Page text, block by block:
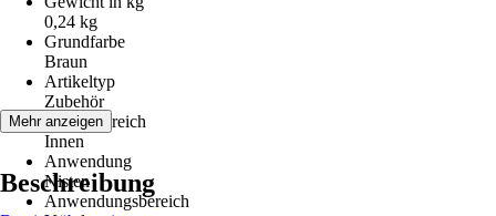
0,24 kg
Grundfarbe
Braun
Artikeltyp
Zubehör
Einsatzbereich
Innen
Anwendung
Nisten
Anwendungsbereich
Mehr anzeigen
Beschreibung